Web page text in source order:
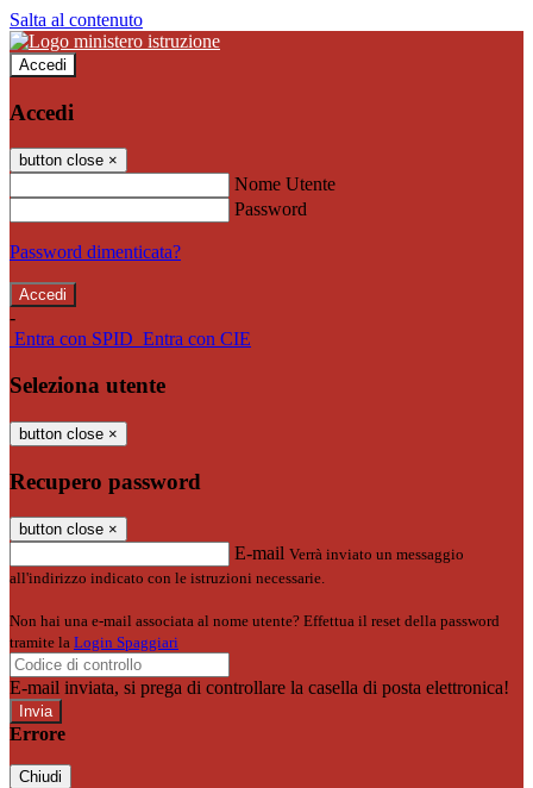
Salta al contenuto
Accedi
Accedi
button close ×
Nome Utente
Password
Password dimenticata?
-
Entra con SPID Entra con CIE
Seleziona utente
button close ×
Recupero password
button close ×
E-mail Verrà inviato un messaggio
all'indirizzo indicato con le istruzioni necessarie.
Non hai una e-mail associata al nome utente? Effettua il reset della password
tramite la Login Spaggiari
E-mail inviata, si prega di controllare la casella di posta elettronica!
Errore
Chiudi